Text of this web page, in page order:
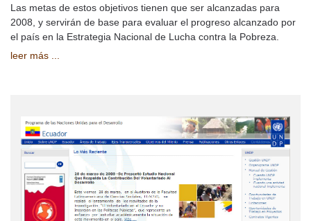
Las metas de estos objetivos tienen que ser alcanzadas para
2008, y servirán de base para evaluar el progreso alcanzado por
el país en la Estrategia Nacional de Lucha contra la Pobreza.
leer más ...